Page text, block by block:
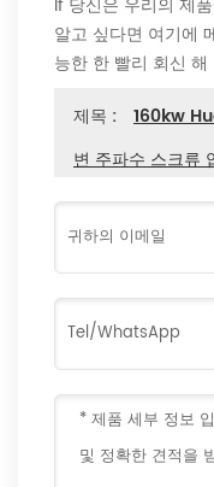
If 당신은 우리의 제
알고 싶다면 여기에
능한 한 빨리 회신
제목 :
160kw
변 주파수 스크류